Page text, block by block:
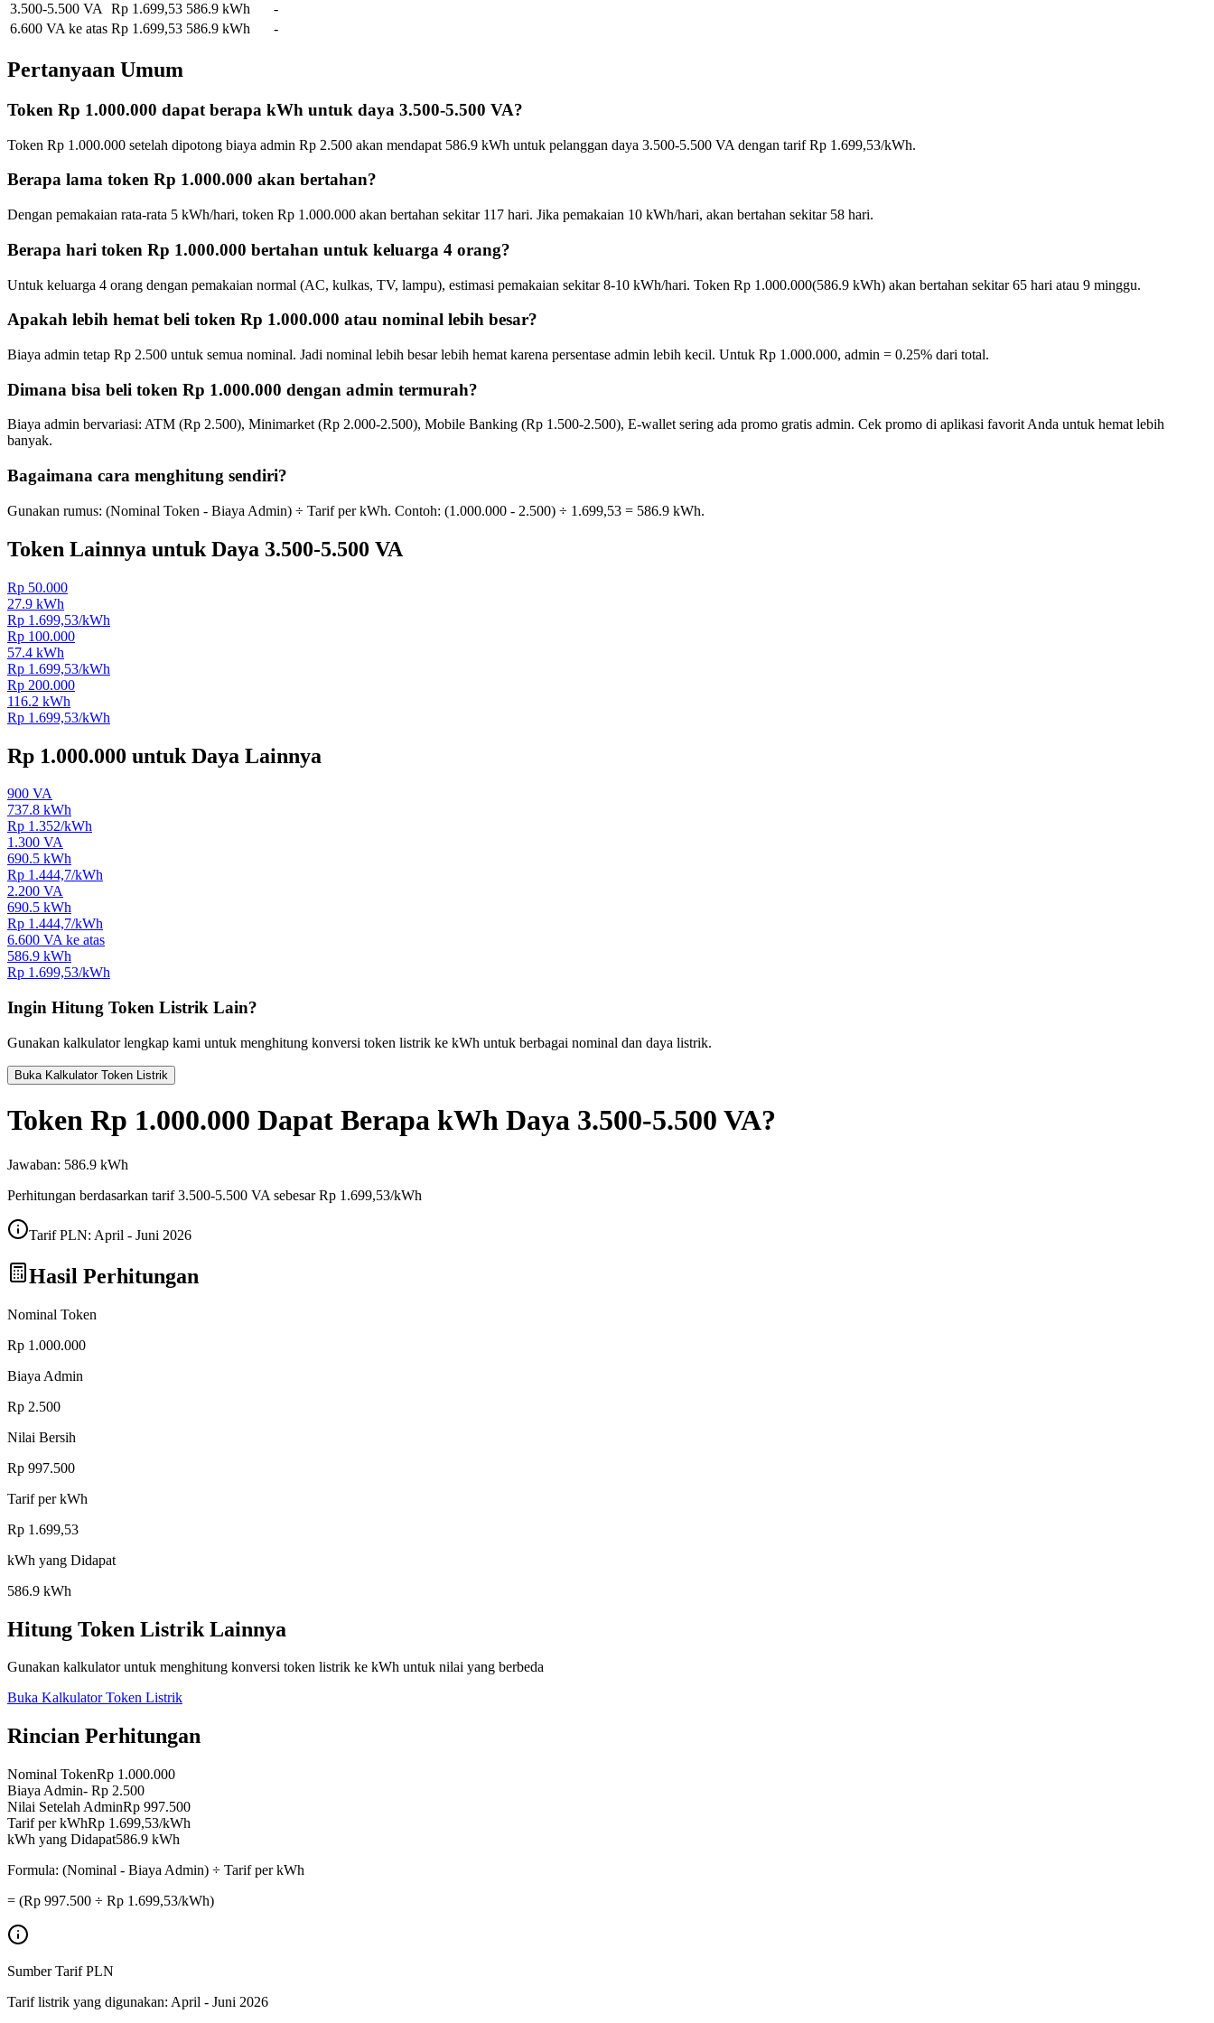
3.500-5.500 VA Rp 1.699,53 586.9 kWh
-
6.600 VA ke atas Rp 1.699,53 586.9 kWh -
Pertanyaan Umum
Token Rp 1.000.000 dapat berapa kWh untuk daya 3.500-5.500 VA?
Token Rp 1.000.000 setelah dipotong biaya admin Rp 2.500 akan mendapat 586.9 kWh untuk pelanggan daya 3.500-5.500 VA dengan tarif Rp 1.699,53/kWh.
Berapa lama token Rp 1.000.000 akan bertahan?
Dengan pemakaian rata-rata 5 kWh/hari, token Rp 1.000.000 akan bertahan sekitar 117 hari. Jika pemakaian 10 kWh/hari, akan bertahan sekitar 58 hari.
Berapa hari token Rp 1.000.000 bertahan untuk keluarga 4 orang?
Untuk keluarga 4 orang dengan pemakaian normal (AC, kulkas, TV, lampu), estimasi pemakaian sekitar 8-10 kWh/hari. Token Rp 1.000.000(586.9 kWh) akan bertahan sekitar65 hari atau 9 minggu.
Apakah lebih hemat beli token Rp 1.000.000 atau nominal lebih besar?
Biaya admin tetap Rp 2.500 untuk semua nominal. Jadi nominal lebih besar lebih hemat karena persentase admin lebih kecil. Untuk Rp 1.000.000, admin = 0.25% dari total.
Dimana bisa beli token Rp 1.000.000 dengan admin termurah?
Biaya admin bervariasi: ATM (Rp 2.500), Minimarket (Rp 2.000-2.500), Mobile Banking (Rp 1.500-2.500), E-wallet sering ada promo gratis admin. Cek promo di aplikasi favorit Anda untuk hemat lebih
banyak.
Bagaimana cara menghitung sendiri?
Gunakan rumus: (Nominal Token - Biaya Admin) ÷ Tarif per kWh. Contoh: (1.000.000 - 2.500) ÷ 1.699,53 = 586.9 kWh.
Token Lainnya untuk Daya 3.500-5.500 VA
Rp 50.000
27.9 kWh
Rp 1.699,53/kWh
Rp 100.000
57.4 kWh
Rp 1.699,53/kWh
Rp 200.000
116.2 kWh
Rp 1.699,53/kWh
Rp 1.000.000 untuk Daya Lainnya
900 VA
737.8 kWh
Rp 1.352/kWh
1.300 VA
690.5 kWh
Rp 1.444,7/kWh
2.200 VA
690.5 kWh
Rp 1.444,7/kWh
6.600 VA ke atas
586.9 kWh
Rp 1.699,53/kWh
Ingin Hitung Token Listrik Lain?
Gunakan kalkulator lengkap kami untuk menghitung konversi token listrik ke kWh untuk berbagai nominal dan daya listrik.
Buka Kalkulator Token Listrik
Token Rp 1.000.000 Dapat Berapa kWh Daya 3.500-5.500 VA?
Jawaban: 586.9 kWh
Perhitungan berdasarkan tarif3.500-5.500 VA sebesar Rp 1.699,53/kWh
Tarif PLN: April - Juni 2026
Hasil Perhitungan
Nominal Token
Rp 1.000.000
Biaya Admin
Rp 2.500
Nilai Bersih
Rp 997.500
Tarif per kWh
Rp 1.699,53
kWh yang Didapat
586.9 kWh
Hitung Token Listrik Lainnya
Gunakan kalkulator untuk menghitung konversi token listrik ke kWh untuk nilai yang berbeda
Buka Kalkulator Token Listrik
Rincian Perhitungan
Nominal TokenRp 1.000.000
Biaya Admin- Rp 2.500
Nilai Setelah AdminRp 997.500
Tarif per kWhRp 1.699,53/kWh
kWh yang Didapat586.9 kWh
Formula: (Nominal - Biaya Admin) ÷ Tarif per kWh
= (Rp 997.500 ÷ Rp 1.699,53/kWh)
Sumber Tarif PLN
Tarif listrik yang digunakan: April - Juni 2026